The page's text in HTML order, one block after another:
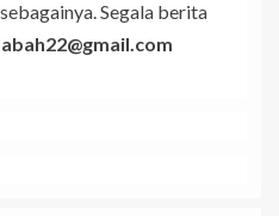
Segala berita